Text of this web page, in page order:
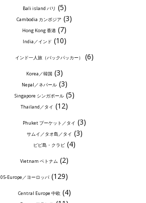
Bali island バリ (5)
Cambodia カンボジア (3)
Hong Kong 香港 (7)
India／インド (10)
インド一人旅（バックパッカー） (6)
Korea／韓国 (3)
Nepal／ネパール(3)
Singapore シンガポール(5)
Thailand／タイ (12)
Phuket プーケット／タイ (3)
サムイ／タオ島／タイ (3)
ピピ島・クラビ (4)
Vietnam ベトナム (2)
05-Europe／ヨーロッパ (129)
Central Europe 中欧 (4)